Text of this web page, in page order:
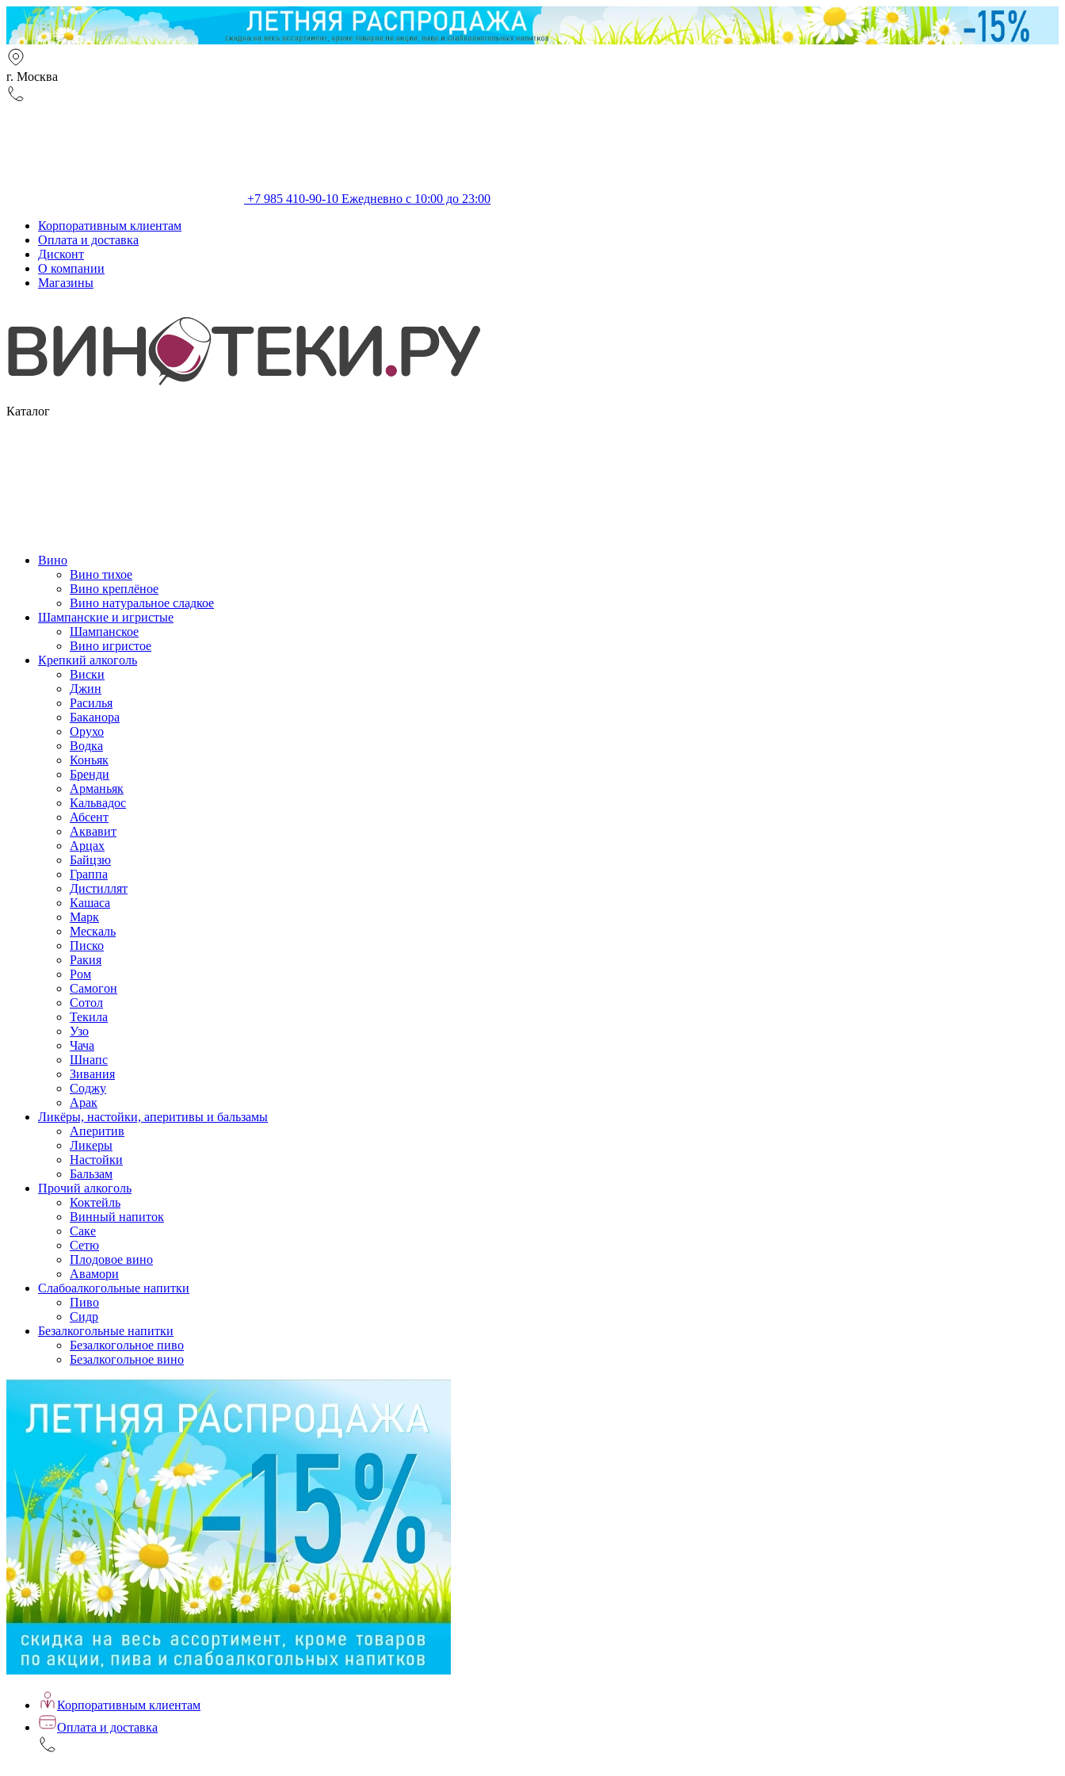
г. Москва
+7 985 410-90-10 Ежедневно с 10:00 до 23:00
Корпоративным клиентам
Оплата и доставка
Дисконт
О компании
Магазины
Каталог
Вино
Вино тихое
Вино креплёное
Вино натуральное сладкое
Шампанские и игристые
Шампанское
Вино игристое
Крепкий алкоголь
Виски
Джин
Расилья
Баканора
Орухо
Водка
Коньяк
Бренди
Арманьяк
Кальвадос
Абсент
Аквавит
Арцах
Байцзю
Граппа
Дистиллят
Кашаса
Марк
Мескаль
Писко
Ракия
Ром
Самогон
Сотол
Текила
Узо
Чача
Шнапс
Зивания
Соджу
Арак
Ликёры, настойки, аперитивы и бальзамы
Аперитив
Ликеры
Настойки
Бальзам
Прочий алкоголь
Коктейль
Винный напиток
Саке
Сетю
Плодовое вино
Авамори
Слабоалкогольные напитки
Пиво
Сидр
Безалкогольные напитки
Безалкогольное пиво
Безалкогольное вино
Корпоративным клиентам
Оплата и доставка